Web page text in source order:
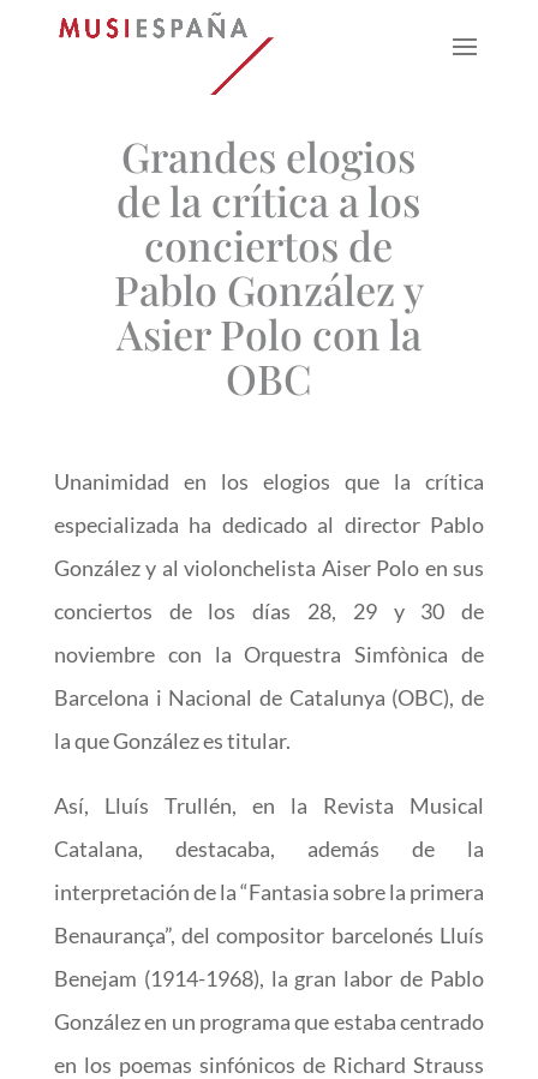
Grandes elogios
de la crítica a los
conciertos de
Pablo González y
Asier Polo con la
OBC
Unanimidad en los elogios que la crítica
especializada ha dedicado al director Pablo
González y al violonchelista Aiser Polo en sus
conciertos de los días 28, 29 y 30 de
noviembre con la Orquestra Simfònica de
Barcelona i Nacional de Catalunya (OBC), de
la que González es titular.
Así, Lluís Trullén, en la Revista Musical
Catalana, destacaba, además de la
interpretación de la “Fantasia sobre la primera
Benaurança”, del compositor barcelonés Lluís
Benejam (1914-1968), la gran labor de Pablo
González en un programa que estaba centrado
en los poemas sinfónicos de Richard Strauss